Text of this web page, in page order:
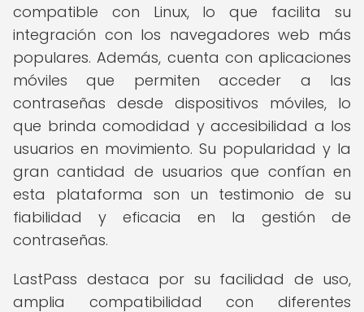
compatible con Linux, lo que facilita su
integración con los navegadores web más
populares. Además, cuenta con aplicaciones
móviles que permiten acceder a las
contraseñas desde dispositivos móviles, lo
que brinda comodidad y accesibilidad a los
usuarios en movimiento. Su popularidad y la
gran cantidad de usuarios que confían en
esta plataforma son un testimonio de su
fiabilidad y eficacia en la gestión de
contraseñas.
LastPass destaca por su facilidad de uso,
amplia compatibilidad con diferentes